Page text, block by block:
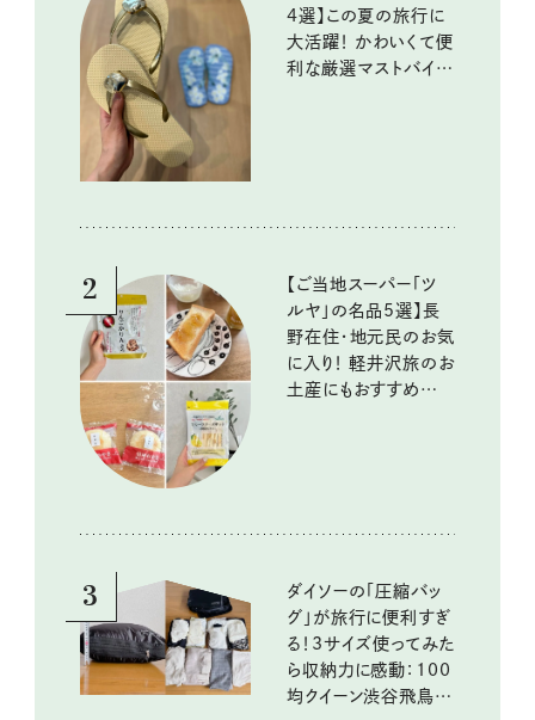
4選】この夏の旅行に
大活躍！ かわいくて便
利な厳選マストバイア
2
【ご当地スーパー「ツ
ルヤ」の名品5選】長
野在住・地元民のお気
に入り！ 軽井沢旅のお
土産にもおすすめのお
3
ダイソーの「圧縮バッ
グ」が旅行に便利すぎ
る！3サイズ使ってみた
ら収納力に感動：100
均クイーン渋谷飛鳥の